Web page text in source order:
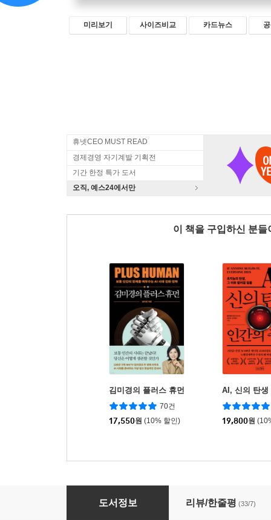
미리보기 사이즈비교 카드뉴스
휴넷CEO MUST READ
경제경영 자기계발 기획전
기간 한정 특가 도서
오직, 예스24에서만
이 책을 구입하신 분
김미경의 플러스 휴먼
70건
17,550원 (10% 할인)
AI, 신의 탄생
19,800원
골드 휴먼, AI 시대의 새로운 생존법과 부의 철학
도서정보 리뷰/한줄평 (33/7)